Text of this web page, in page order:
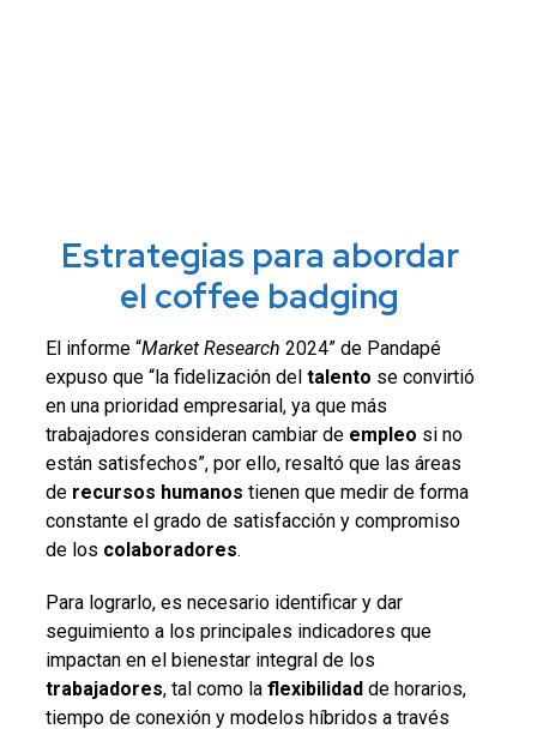
Estrategias para abordar
el coffee badging
El informe “Market Research 2024” de Pandapé
expuso que “la fidelización del talento se convirtió
en una prioridad empresarial, ya que más
trabajadores consideran cambiar de empleo si no
están satisfechos”, por ello, resaltó que las áreas
de recursos humanos tienen que medir de forma
constante el grado de satisfacción y compromiso
de los colaboradores.
Para lograrlo, es necesario identificar y dar
seguimiento a los principales indicadores que
impactan en el bienestar integral de los
trabajadores, tal como la flexibilidadde horarios,
tiempo de conexión y modelos híbridos a través